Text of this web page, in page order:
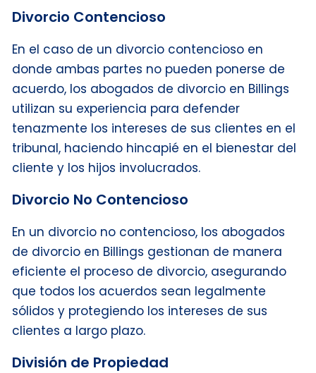
Divorcio Contencioso
En el caso de un divorcio contencioso en
donde ambas partes no pueden ponerse de
acuerdo, los abogados de divorcio en Billings
utilizan su experiencia para defender
tenazmente los intereses de sus clientes en el
tribunal, haciendo hincapié en el bienestar del
cliente y los hijos involucrados.
Divorcio No Contencioso
En un divorcio no contencioso, los abogados
de divorcio en Billings gestionan de manera
eficiente el proceso de divorcio, asegurando
que todos los acuerdos sean legalmente
sólidos y protegiendo los intereses de sus
clientes a largo plazo.
División de Propiedad